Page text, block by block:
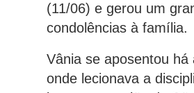
(11/06) e gerou um
condolências à família.
Vânia se aposentou
onde lecionava a